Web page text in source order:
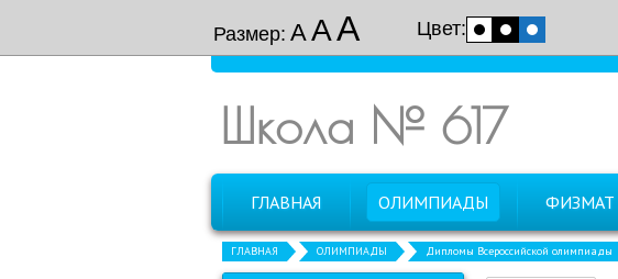
Размер: ААА Цвет:
Школа № 617
ГЛАВНАЯ ОЛИМПИАДЫ ФИЗМАТ
ГЛАВНАЯ ОЛИМПИАДЫ Дипломы Всероссийской олимпиады